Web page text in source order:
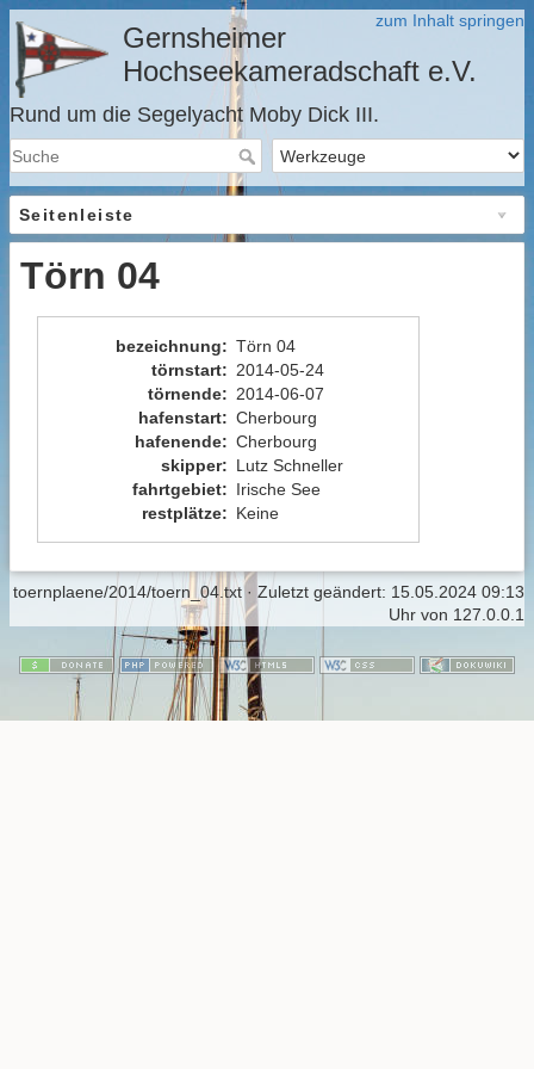
zum Inhalt springen
Gernsheimer
Hochseekameradschaft e.V.
Rund um die Segelyacht Moby Dick III.
Seitenleiste
Törn 04
bezeichnung: Törn 04
törnstart: 2014-05-24
törnende: 2014-06-07
hafenstart: Cherbourg
hafenende: Cherbourg
skipper: Lutz Schneller
fahrtgebiet: Irische See
restplätze: Keine
toernplaene/2014/toern_04.txt · Zuletzt geändert: 15.05.2024 09:13
Uhr von 127.0.0.1